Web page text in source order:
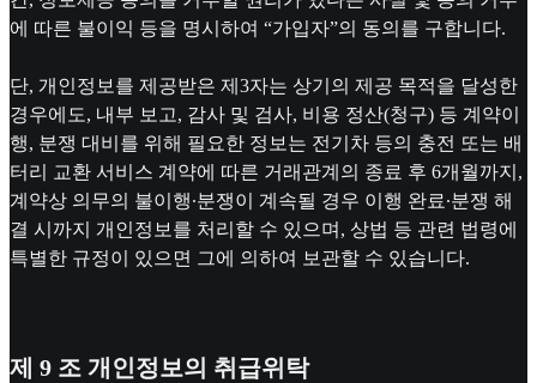
에 따른 불이익 등을 명시하여 “가입자”의 동의를 구합니다.
단, 개인정보를 제공받은 제3자는 상기의 제공 목적을 달성한
경우에도, 내부 보고, 감사 및 검사, 비용 정산(청구) 등 계약이
행, 분쟁 대비를 위해 필요한 정보는 전기차 등의 충전 또는 배
터리 교환 서비스 계약에 따른 거래관계의 종료 후 6개월까지,
계약상 의무의 불이행∙분쟁이 계속될 경우 이행 완료∙분쟁 해
결 시까지 개인정보를 처리할 수 있으며, 상법 등 관련 법령에
특별한 규정이 있으면 그에 의하여 보관할 수 있습니다.
제 9 조 개인정보의 취급위탁